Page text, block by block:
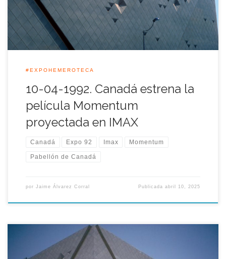
generalizada del país, […]
#EXPOHEMEROTECA
10-04-1992. Canadá estrena la
película Momentum
proyectada en IMAX
Canadá Expo 92 Imax Momentum
Pabellón de Canadá
por Jaime Álvarez Corral Publicadaabril 10, 2025